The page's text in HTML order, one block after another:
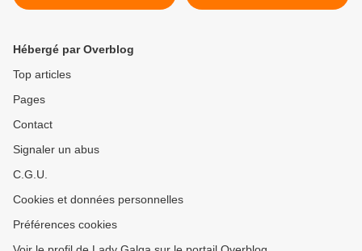
torture animale
milliers d'animaux.. >
Hébergé par Overblog
Top articles
Pages
Contact
Signaler un abus
C.G.U.
Cookies et données personnelles
Préférences cookies